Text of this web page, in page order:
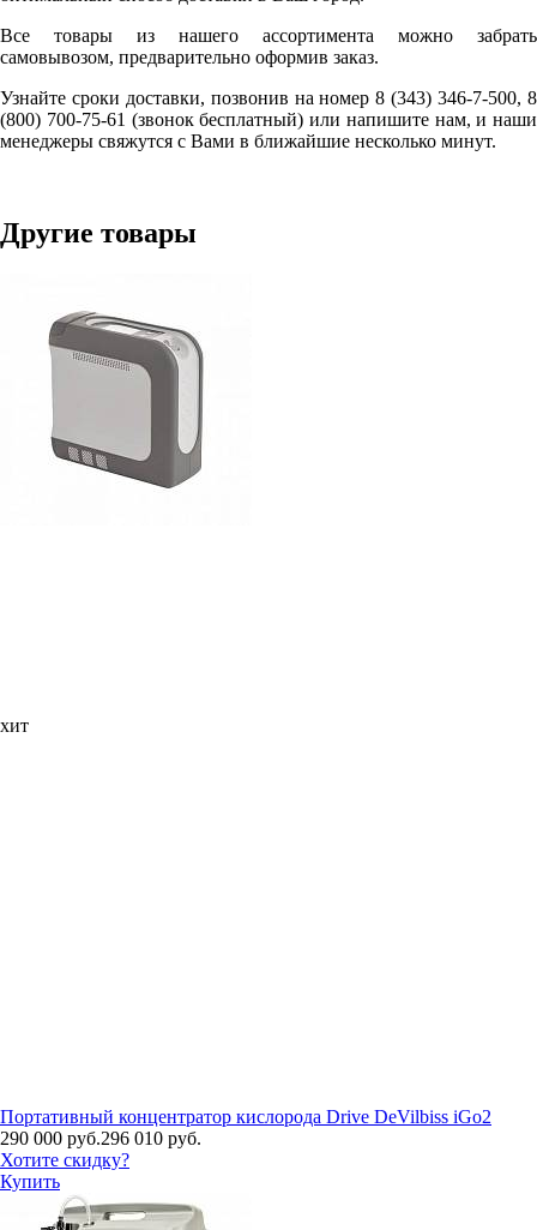
Все товары из нашего ассортимента можно забрать
самовывозом, предварительно оформив заказ.
Узнайте сроки доставки, позвонив на номер 8 (343) 346-7-500, 8
(800) 700-75-61 (звонок бесплатный) или напишите нам, и наши
менеджеры свяжутся с Вами в ближайшие несколько минут.
Другие товары
хит
Портативный концентратор кислорода Drive DeVilbiss iGo2
290 000 руб.296 010 руб.
Хотите скидку?
Купить